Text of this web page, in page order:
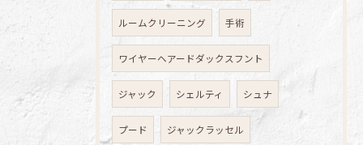
ルームクリーニング 手術
ワイヤーヘアードダックスフント
ジャック シェルティ シュナ
プード ジャックラッセル